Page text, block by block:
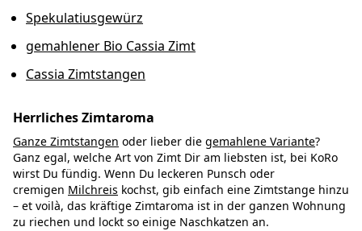
Spekulatiusgewürz
gemahlener Bio Cassia Zimt
Cassia Zimtstangen
Herrliches Zimtaroma
Ganze Zimtstangen oder lieber die gemahlene Variante?
Ganz egal, welche Art von Zimt Dir am liebsten ist, bei KoRo
wirst Du fündig. Wenn Du leckeren Punsch oder
cremigen Milchreis kochst, gib einfach eine Zimtstange hinzu
– et voilà, das kräftige Zimtaroma ist in der ganzen Wohnung
zu riechen und lockt so einige Naschkatzen an.